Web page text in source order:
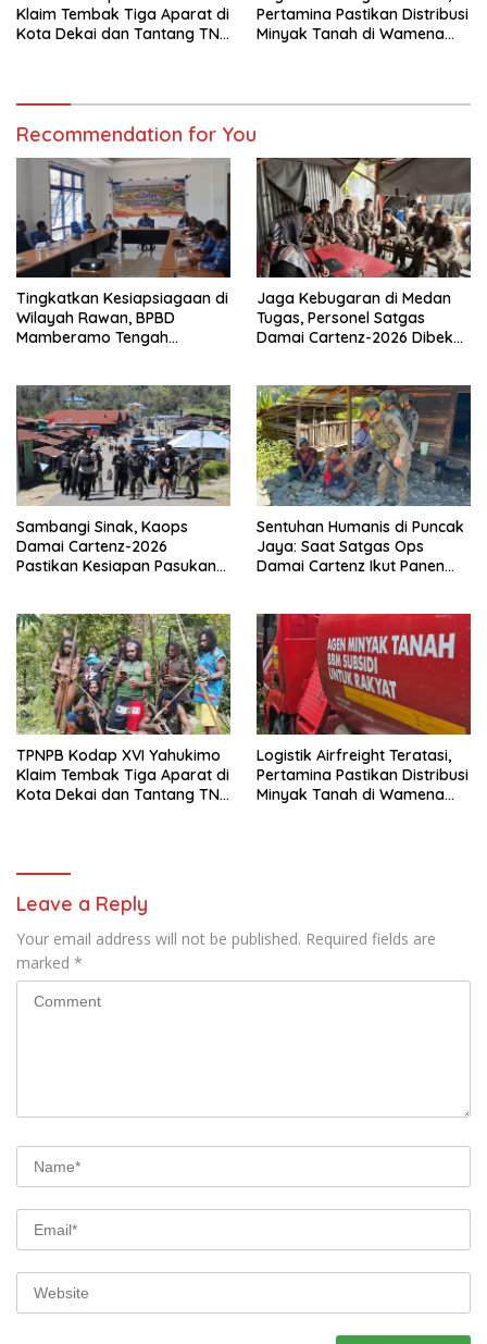
Klaim Tembak Tiga Aparat di
Kota Dekai dan Tantang TNI-
Pertamina Pastikan Distribusi
Minyak Tanah di Wamena
Recommendation for You
Tingkatkan Kesiapsiagaan di
Wilayah Rawan, BPBD
Mamberamo Tengah
Jaga Kebugaran di Medan
Tugas, Personel Satgas
Damai Cartenz-2026 Dibekali
Sambangi Sinak, Kaops
Damai Cartenz-2026
Pastikan Kesiapan Pasukan
Sentuhan Humanis di Puncak
Jaya: Saat Satgas Ops
Damai Cartenz Ikut Panen
TPNPB Kodap XVI Yahukimo
Klaim Tembak Tiga Aparat di
Kota Dekai dan Tantang TNI-
Logistik Airfreight Teratasi,
Pertamina Pastikan Distribusi
Minyak Tanah di Wamena
Leave a Reply
Your email address will not be published. Required fields are
marked *